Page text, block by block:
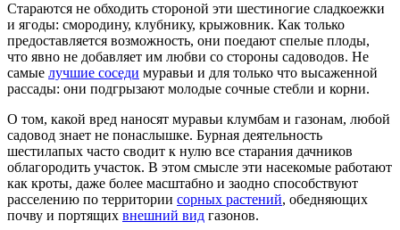
Стараются не обходить стороной эти шестиногие сладкоежки
и ягоды: смородину, клубнику, крыжовник. Как только
предоставляется возможность, они поедают спелые плоды,
что явно не добавляет им любви со стороны садоводов. Не
самые лучшие соседи муравьи и для только что высаженной
рассады: они подгрызают молодые сочные стебли и корни.
О том, какой вред наносят муравьи клумбам и газонам, любой
садовод знает не понаслышке. Бурная деятельность
шестилапых часто сводит к нулю все старания дачников
облагородить участок. В этом смысле эти насекомые работают
как кроты, даже более масштабно и заодно способствуют
расселению по территории сорных растений, обедняющих
почву и портящих внешний вид газонов.